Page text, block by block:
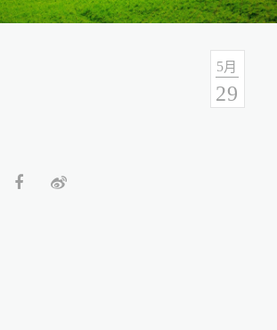
全部 最新活动 立达新闻
5月
29